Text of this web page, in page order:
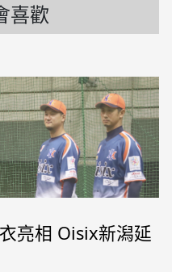
喜歡
亮相 Oisix新潟延